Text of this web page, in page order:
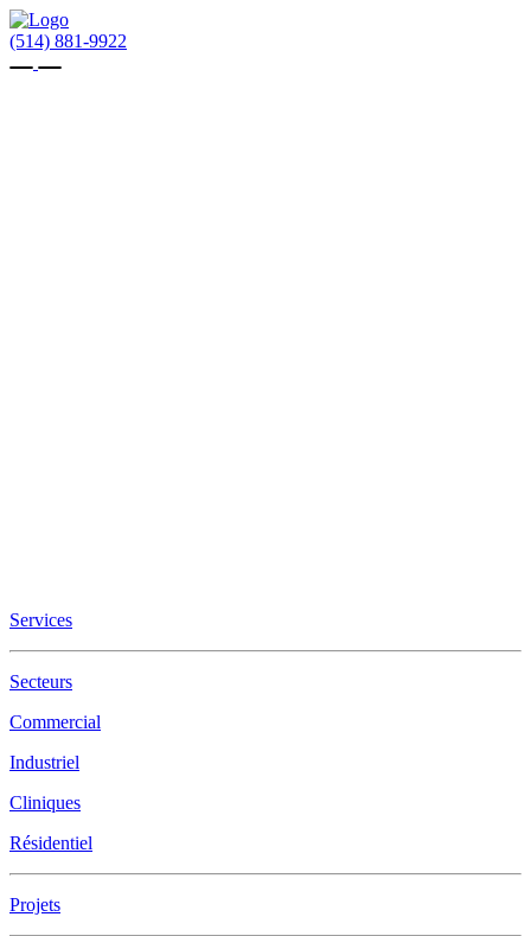
(514) 881-9922
Services
Secteurs
Commercial
Industriel
Cliniques
Résidentiel
Projets